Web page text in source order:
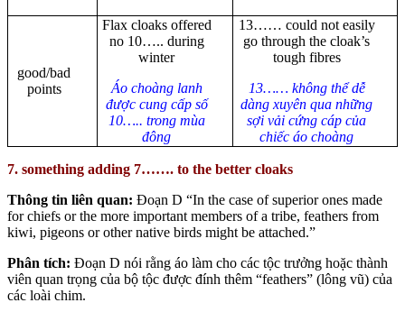
good/bad
points
Flax cloaks offered
no 10….. during
winter
Áo choàng lanh
được cung cấp số
10….. trong mùa
đông
13…… could not easily
go through the cloak’s
tough fibres
13…… không thể dễ
dàng xuyên qua những
sợi vải cứng cáp của
chiếc áo choàng
7. something adding 7……. to the better cloaks
Thông tin liên quan: Đoạn D “In the case of superior ones made
for chiefs or the more important members of a tribe, feathers from
kiwi, pigeons or other native birds might be attached.”
Phân tích: Đoạn D nói rằng áo làm cho các tộc trưởng hoặc thành
viên quan trọng của bộ tộc được đính thêm “feathers” (lông vũ) của
các loài chim.